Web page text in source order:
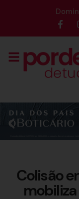
Colisão